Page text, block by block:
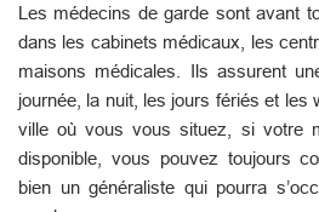
Les médecins de garde sont avant
dans les cabinets médicaux, les
maisons médicales. Ils assurent
journée, la nuit, les jours fériés et les
ville où vous vous situez, si votre
disponible, vous pouvez toujours
bien un généraliste qui pourra